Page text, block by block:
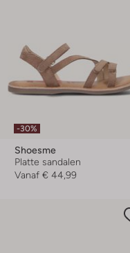
-30%
Shoesme
Platte sandalen
Vanaf € 44,99